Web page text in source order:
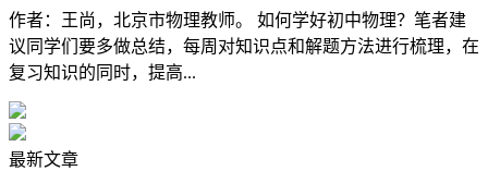
作者：王尚，北京市物理教师。 如何学好初中物理？笔者建
议同学们要多做总结，每周对知识点和解题方法进行梳理，在
复习知识的同时，提高...
最新文章